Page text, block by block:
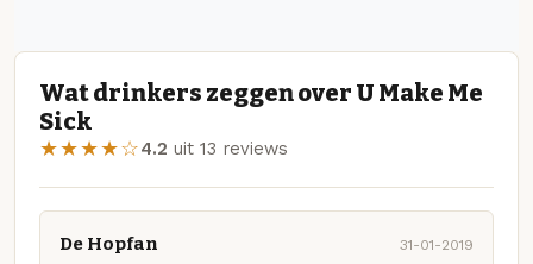
Wat drinkers zeggen over U Make Me
Sick
★★★★☆4.2 uit 13 reviews
De Hopfan 31-01-2019